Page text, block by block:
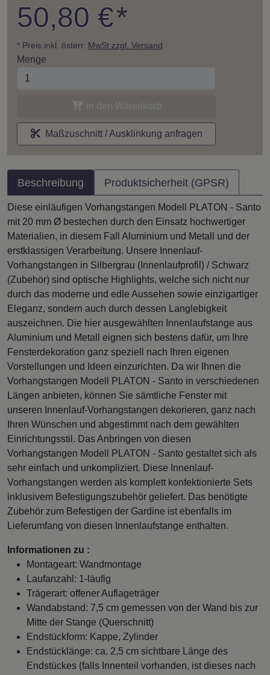
50,80 €*
* Preis inkl. österr. MwSt zzgl. Versand
Menge
Maßzuschnitt / Ausklinkung anfragen
Beschreibung Produktsicherheit (GPSR)
Diese einläufigen Vorhangstangen Modell PLATON - Santo
mit 20 mm Ø bestechen durch den Einsatz hochwertiger
Materialien, in diesem Fall Aluminium und Metall und der
erstklassigen Verarbeitung. Unsere Innenlauf-
Vorhangstangen in Silbergrau (Innenlaufprofil) / Schwarz
(Zubehör) sind optische Highlights, welche sich nicht nur
durch das moderne und edle Aussehen sowie einzigartiger
Eleganz, sondern auch durch dessen Langlebigkeit
auszeichnen. Die hier ausgewählten Innenlaufstange aus
Aluminium und Metall eignen sich bestens dafür, um Ihre
Fensterdekoration ganz speziell nach Ihren eigenen
Vorstellungen und Ideen einzurichten. Da wir Ihnen die
Vorhangstangen Modell PLATON - Santo in verschiedenen
Längen anbieten, können Sie sämtliche Fenster mit
unseren Innenlauf-Vorhangstangen dekorieren, ganz nach
Ihren Wünschen und abgestimmt nach dem gewählten
Einrichtungsstil. Das Anbringen von diesen
Vorhangstangen Modell PLATON - Santo gestaltet sich als
sehr einfach und unkompliziert. Diese Innenlauf-
Vorhangstangen werden als komplett konfektionierte Sets
inklusivem Befestigungszubehör geliefert. Das benötigte
Zubehör zum Befestigen der Gardine ist ebenfalls im
Lieferumfang von diesen Innenlaufstange enthalten.
Informationen zu :
Montageart: Wandmontage
Laufanzahl: 1-läufig
Trägerart: offener Auflageträger
Wandabstand: 7,5 cm gemessen von der Wand bis zur
Mitte der Stange (Querschnitt)
Endstückform: Kappe, Zylinder
Endstücklänge: ca. 2,5 cm sichtbare Länge des
Endstückes (falls Innenteil vorhanden, ist dieses nach